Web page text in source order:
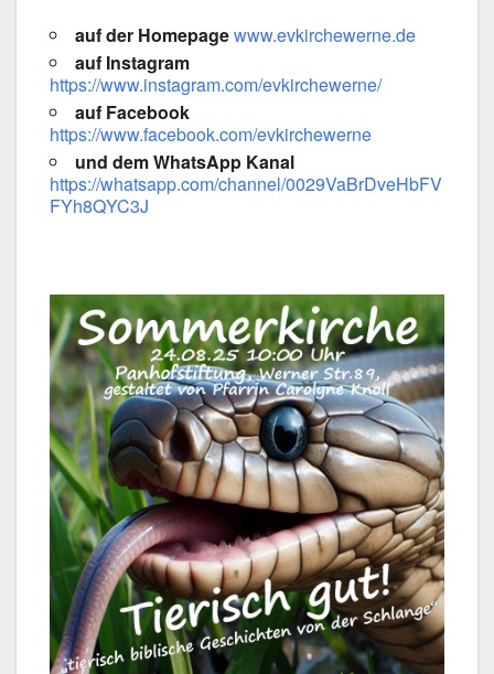
auf der Home­pagewww.evkirchewerne.de
auf Insta­gram
https://www.instagram.com/evkirchewerne/
auf Face­book
https://www.facebook.com/evkirchewerne
und dem Whats­App Kanal
https://whatsapp.com/channel/0029VaBrDveHbFV
FYh8QYC3J